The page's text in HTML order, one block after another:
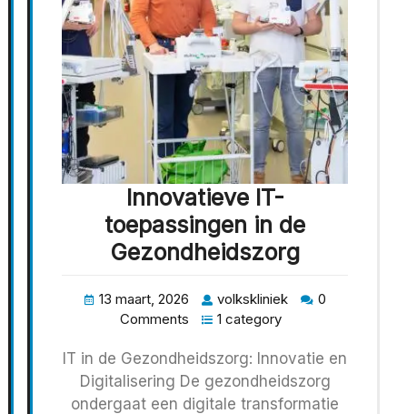
Innovatieve IT-
toepassingen in de
Gezondheidszorg
13 maart, 2026 volkskliniek
0
Comments
1 category
IT in de Gezondheidszorg: Innovatie en
Digitalisering De gezondheidszorg
ondergaat een digitale transformatie